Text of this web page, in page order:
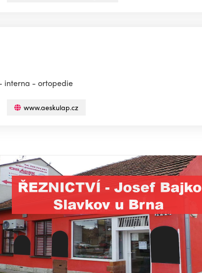
interna - ortopedie
www.aeskulap.cz